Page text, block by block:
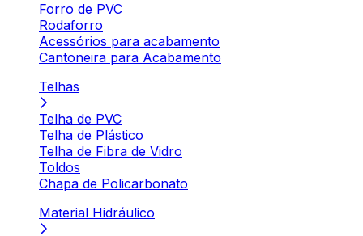
Forro de PVC
Rodaforro
Acessórios para acabamento
Cantoneira para Acabamento
Telhas
Telha de PVC
Telha de Plástico
Telha de Fibra de Vidro
Toldos
Chapa de Policarbonato
Material Hidráulico